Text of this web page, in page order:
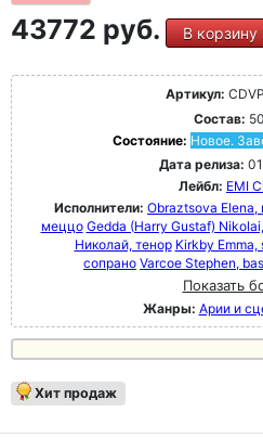
43772 руб. В корзину
Артикул:
Состав:
Состояние: Новое.
Дата релиза:
Лейбл: EMI
Исполнители: Obraztsova
меццо Gedda (Harry Gustaf)
Николай, тенор Kirkby
сопрано Varcoe Stephen,
Показать
Жанры: Арии и
Хит продаж